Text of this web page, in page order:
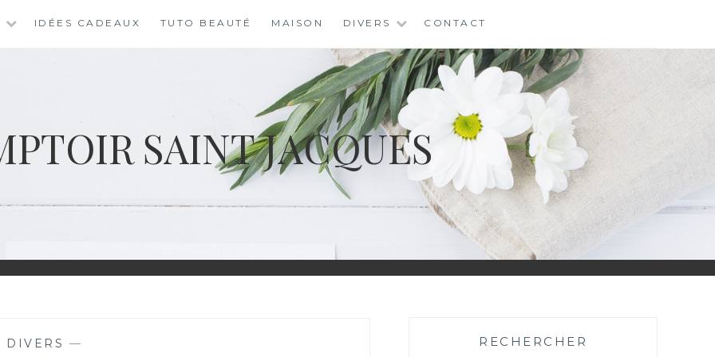
IDÉES CADEAUX TUTO BEAUTÉ MAISON DIVERS CONTACT
SAINT JACQUES
DIVERS — RECHERCHER